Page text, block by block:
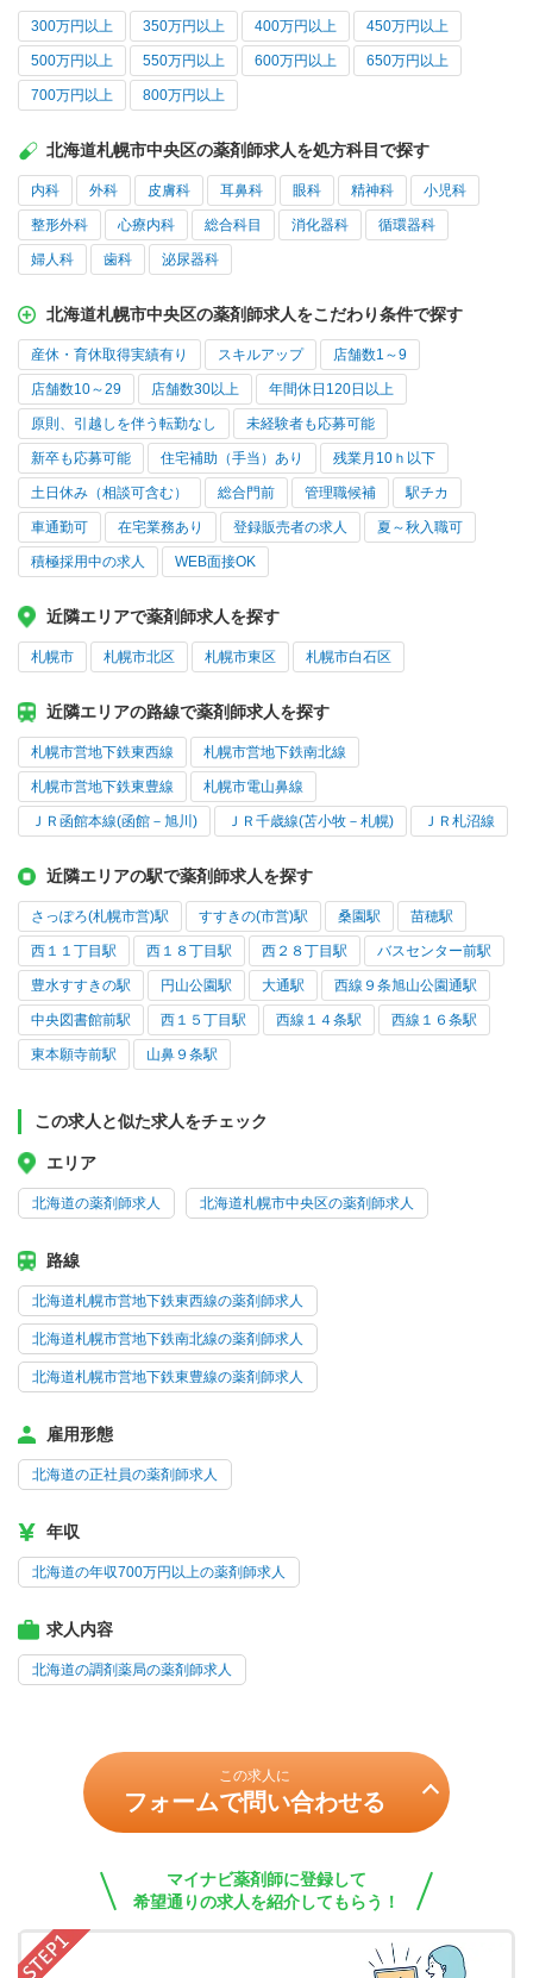
300万円以上 350万円以上 400万円以上 450万円以上
500万円以上 550万円以上 600万円以上 650万円以上
700万円以上 800万円以上
北海道札幌市中央区の薬剤師求人を処方科目で探す
内科 外科 皮膚科 耳鼻科 眼科 精神科 小児科
整形外科 心療内科 総合科目 消化器科 循環器科
婦人科 歯科 泌尿器科
北海道札幌市中央区の薬剤師求人をこだわり条件で探す
産休・育休取得実績有り スキルアップ 店舗数1～9
店舗数10～29 店舗数30以上 年間休日120日以上
原則、引越しを伴う転勤なし 未経験者も応募可能
新卒も応募可能 住宅補助（手当）あり 残業月10ｈ以下
土日休み（相談可含む） 総合門前 管理職候補 駅チカ
車通勤可 在宅業務あり 登録販売者の求人 夏～秋入職可
積極採用中の求人 WEB面接OK
近隣エリアで薬剤師求人を探す
札幌市 札幌市北区 札幌市東区 札幌市白石区
近隣エリアの路線で薬剤師求人を探す
札幌市営地下鉄東西線 札幌市営地下鉄南北線
札幌市営地下鉄東豊線 札幌市電山鼻線
ＪＲ函館本線(函館－旭川) ＪＲ千歳線(苫小牧－札幌) ＪＲ札沼線
近隣エリアの駅で薬剤師求人を探す
さっぽろ(札幌市営)駅 すすきの(市営)駅 桑園駅 苗穂駅
西１１丁目駅 西１８丁目駅 西２８丁目駅 バスセンター前駅
豊水すすきの駅 円山公園駅 大通駅 西線９条旭山公園通駅
中央図書館前駅 西１５丁目駅 西線１４条駅 西線１６条駅
東本願寺前駅 山鼻９条駅
この求人と似た求人をチェック
エリア
北海道の薬剤師求人 北海道札幌市中央区の薬剤師求人
路線
北海道札幌市営地下鉄東西線の薬剤師求人
北海道札幌市営地下鉄南北線の薬剤師求人
北海道札幌市営地下鉄東豊線の薬剤師求人
雇用形態
北海道の正社員の薬剤師求人
年収
北海道の年収700万円以上の薬剤師求人
求人内容
北海道の調剤薬局の薬剤師求人
この求人に
フォームで問い合わせる
マイナビ薬剤師に登録して
希望通りの求人を紹介してもらう！